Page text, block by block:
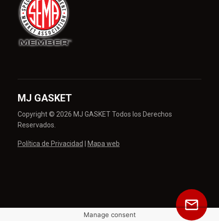
MJ GASKET
Copyright © 2026 MJ GASKET Todos los Derechos
Reservados.
Política de Privacidad Mapa web
Manage consent